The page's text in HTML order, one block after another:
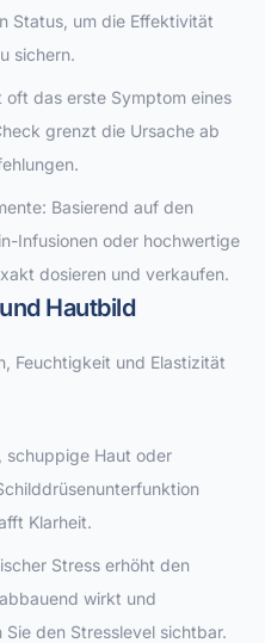
Status, um die Effektivität
sichern.
oft das erste Symptom eines
grenzt die Ursache ab
Basierend auf den
Infusionen oder hochwertige
dosieren und verkaufen.
Hautbild
Feuchtigkeit und Elastizität
schuppige Haut oder
Klarheit.
Stress erhöht den
wirkt und
den Stresslevel sichtbar.